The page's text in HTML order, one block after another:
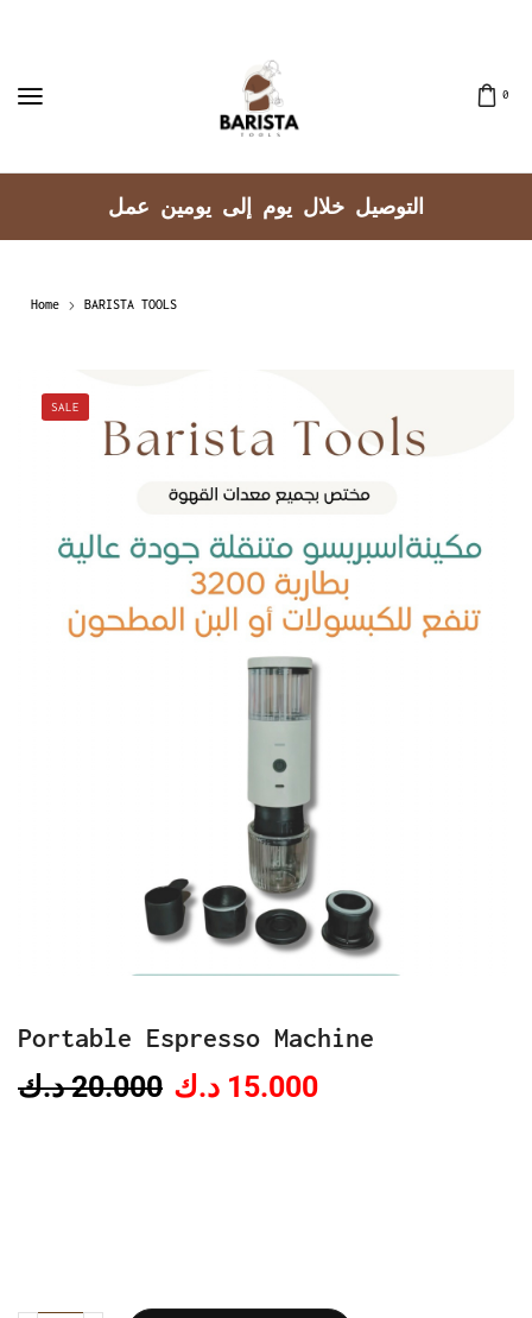
0
توصيل جميع مناطق الكويت
Home BARISTA TOOLS
SALE
Portable Espresso Machine
20.000 د.ك 15.000 د.ك